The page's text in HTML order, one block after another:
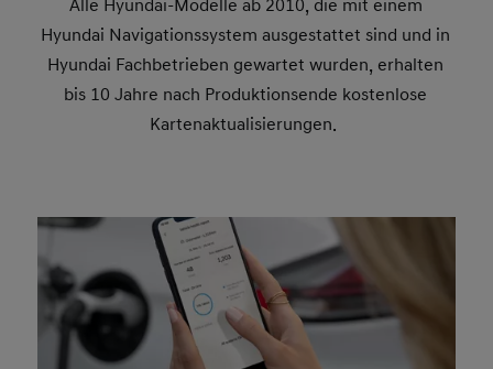
Alle Hyundai-Modelle ab 2010, die mit einem
Hyundai Navigationssystem ausgestattet sind und in
Hyundai Fachbetrieben gewartet wurden, erhalten
bis 10 Jahre nach Produktionsende kostenlose
Kartenaktualisierungen.